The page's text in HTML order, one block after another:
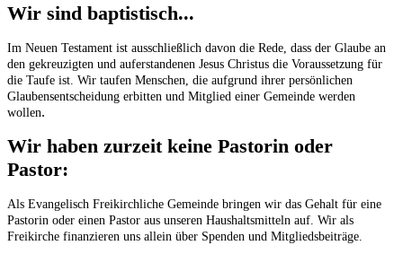
Wir sind baptistisch...
Im Neuen Testament ist ausschließlich davon die Rede, dass der Glaube an
den gekreuzigten und auferstandenen Jesus Christus die Voraussetzung für
die Taufe ist. Wir taufen Menschen, die aufgrund ihrer persönlichen
Glaubensentscheidung erbitten und Mitglied einer Gemeinde werden
wollen.
Wir haben zurzeit keine Pastorin oder
Pastor:
Als Evangelisch Freikirchliche Gemeinde bringen wir das Gehalt für eine
Pastorin oder einen Pastor aus unseren Haushaltsmitteln auf. Wir als
Freikirche finanzieren uns allein über Spenden und Mitgliedsbeiträge.